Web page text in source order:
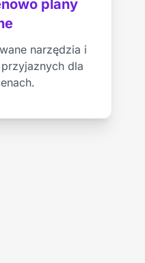
plany
narzędzia i
dla